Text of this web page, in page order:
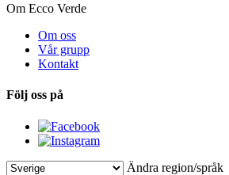
Om Ecco Verde
Om oss
Vår grupp
Kontakt
Följ oss på
Ändra region/språk